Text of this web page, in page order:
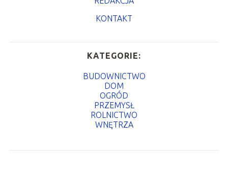
KONTAKT
KATEGORIE:
BUDOWNICTWO
DOM
OGRÓD
PRZEMYSŁ
ROLNICTWO
WNĘTRZA